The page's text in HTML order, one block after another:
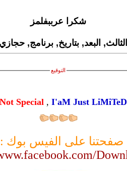
شكرا عرببفلمز
التوقيع
Special , I'aM Just
صفحتنا على الفيس بوك